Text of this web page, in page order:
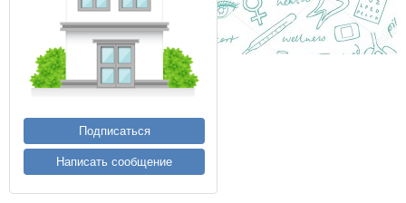
Подписаться
Написать сообщение